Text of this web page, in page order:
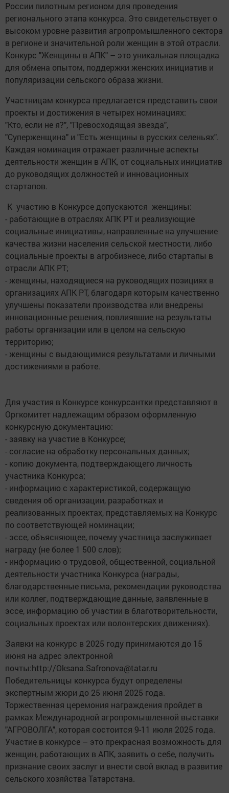
России пилотным регионом для проведения
регионального этапа конкурса. Это свидетельствует о
высоком уровне развития агропромышленного сектора
в регионе и значительной роли женщин в этой отрасли.
Конкурс "Женщины в АПК" – это уникальная площадка
для обмена опытом, поддержки женских инициатив и
популяризации сельского образа жизни.
Участницам конкурса предлагается представить свои
проекты и достижения в четырех номинациях:
"Кто, если не я?", "Превосходящая звезда",
"Суперженщина" и "Есть женщины в русских селеньях".
Каждая номинация отражает различные аспекты
деятельности женщин в АПК, от социальных инициатив
до руководящих должностей и инновационных
стартапов.
К участию в Конкурсе допускаются женщины:
- работающие в отраслях АПК РТ и реализующие
социальные инициативы, направленные на улучшение
качества жизни населения сельской местности, либо
социальные проекты в агробизнесе, либо стартапы в
отрасли АПК РТ;
- женщины, находящиеся на руководящих позициях в
организациях АПК РТ, благодаря которым качественно
улучшены показатели производства или внедрены
инновационные решения, повлиявшие на результаты
работы организации или в целом на сельскую
территорию;
- женщины с выдающимися результатами и личными
достижениями в работе.
Для участия в Конкурсе конкурсантки представляют в
Оргкомитет надлежащим образом оформленную
конкурсную документацию:
- заявку на участие в Конкурсе;
- согласие на обработку персональных данных;
- копию документа, подтверждающего личность
участника Конкурса;
- информацию с характеристикой, содержащую
сведения об организации, разработках и
реализованных проектах, представляемых на Конкурс
по соответствующей номинации;
- эссе, объясняющее, почему участница заслуживает
награду (не более 1 500 слов);
- информацию о трудовой, общественной, социальной
деятельности участника Конкурса (награды,
благодарственные письма, рекомендации руководства
или коллег, подтверждающие данные, заявленные в
эссе, информацию об участии в благотворительности,
социальных проектах или волонтерских движениях).
Заявки на конкурс в 2025 году принимаются до 15
июня на адрес электронной
почты:http://Oksana.Safronova@tatar.ru
Победительницы конкурса будут определены
экспертным жюри до 25 июня 2025 года.
Торжественная церемония награждения пройдет в
рамках Международной агропромышленной выставки
"АГРОВОЛГА", которая состоится 9-11 июля 2025 года.
Участие в конкурсе – это прекрасная возможность для
женщин, работающих в АПК, заявить о себе, получить
признание своих заслуг и внести свой вклад в развитие
сельского хозяйства Татарстана.